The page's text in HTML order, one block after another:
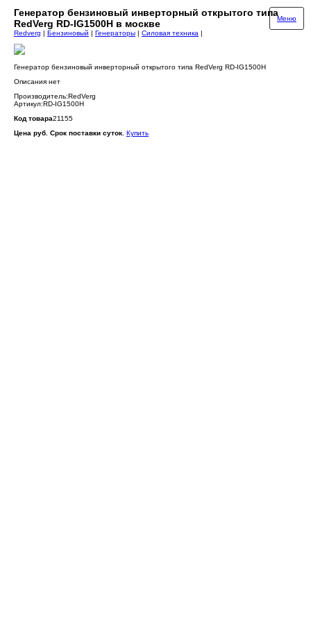
Генератор бензиновый инверторный открытого типа
RedVerg RD-IG1500H в москве
Меню
Redverg | Бензиновый | Генераторы | Силовая техника |
Генератор бензиновый инверторный открытого типа RedVerg RD-IG1500H
Описания нет
Производитель:RedVerg
Артикул:RD-IG1500H
Код товара21155
Цена руб. Срок поставки суток. Купить